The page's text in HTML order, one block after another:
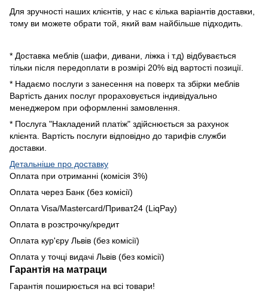
Для зручності наших клієнтів, у нас є кілька варіантів доставки,
тому ви можете обрати той, який вам найбільше підходить.
* Доставка меблів (шафи, дивани, ліжка і т.д) відбувається
тільки після передоплати в розмірі 20% від вартості позиції.
* Надаємо послуги з занесення на поверх та збірки меблів
Вартість даних послуг прораховується індивідуально
менеджером при оформленні замовлення.
* Послуга "Накладений платіж" здійснюється за рахунок
клієнта. Вартість послуги відповідно до тарифів служби
доставки.
Детальніше про доставку
Оплата при отриманні (комісія 3%)
Оплата через Банк (без комісії)
Оплата Visa/Mastercard/Приват24 (LiqPay)
Оплата в розстрочку/кредит
Оплата кур'єру Львів (без комісії)
Оплата у точці видачі Львів (без комісії)
Гарантія на матраци
Гарантія поширюється на всі товари!